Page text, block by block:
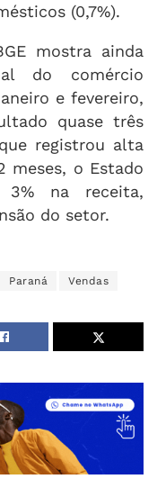
(0,7%).
mostra ainda
do comércio
e fevereiro,
quase três
registrou alta
meses, o Estado
3% na receita,
do setor.
Paraná Vendas